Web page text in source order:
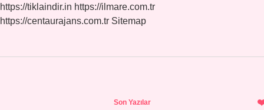
https://tiklaindir.in https://ilmare.com.tr
https://centaurajans.com.tr Sitemap
Son Yazılar